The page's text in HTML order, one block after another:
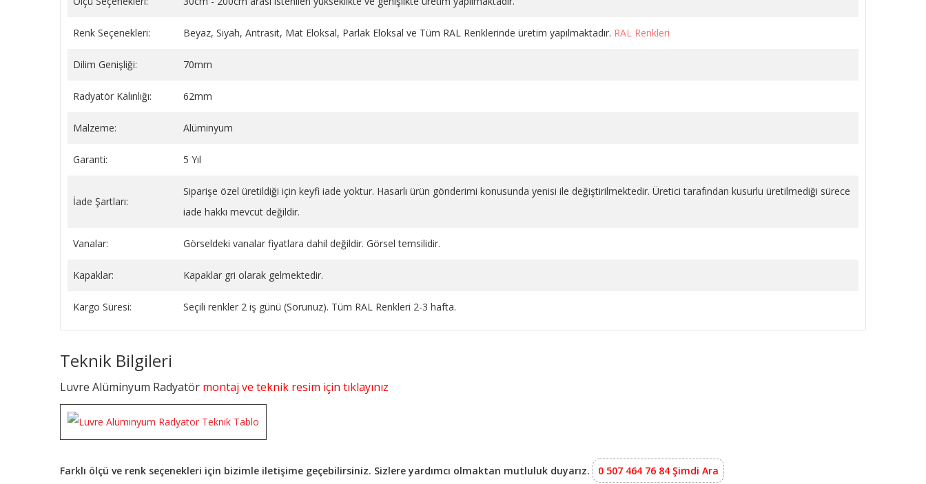
GİZLEME 9 CM
149,34 TL
Renk Seçenekleri: Beyaz, Siyah, Antrasit, Mat Eloksal, Parlak Eloksal ve Tüm RAL Renklerinde üretim yapılmaktadır. RAL Renkleri
Dilim Genişliği: 70mm
Radyatör Kalınlığı: 62mm
Malzeme: Alüminyum
Garanti: 5 Yıl
İade Şartları:
Siparişe özel üretildiği için keyfi iade yoktur. Hasarlı ürün gönderimi konusunda yenisi ile değiştirilmektedir. Üretici tarafından kusurlu üretilmediği sürece
iade hakkı mevcut değildir.
Vanalar: Görseldeki vanalar fiyatlara dahil değildir. Görsel temsilidir.
Kapaklar: Kapaklar gri olarak gelmektedir.
Kargo Süresi: Seçili renkler 2 iş günü (Sorunuz). Tüm RAL Renkleri 2-3 hafta.
Teknik Bilgileri
Luvre Alüminyum Radyatör montaj ve teknik resim için tıklayınız
Farklı ölçü ve renk seçenekleri için bizimle iletişime geçebilirsiniz. Sizlere yardımcı olmaktan mutluluk duyarız. 0 507 464 76 84 Şimdi Ara